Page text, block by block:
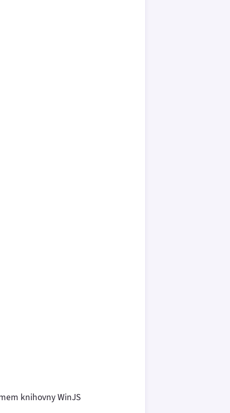
knihovny WinJS